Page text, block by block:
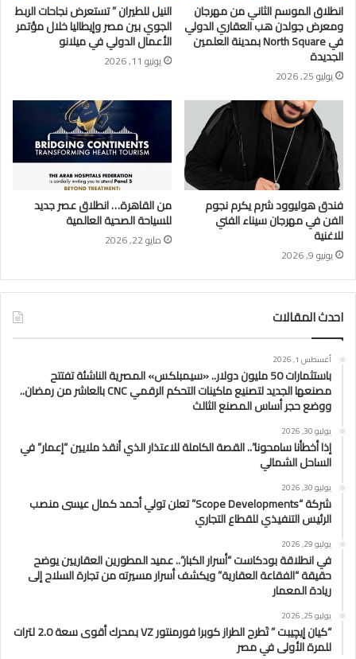
انطلاق الموسم الثاني من مهرجان
ومعرض جولدن هب العقاري الدولي
في North Square بمدينة العلمين
الجديدة
يوليو 25, 2026
النيل للطيران ” تستعرض نجاحات الربط
الجوي بين مصر وإيطاليا خلال مؤتمر
الأعمال الدولي في ميلانو
يونيو 11, 2026
فندق هوليوود شرم يكرم نجوم
الفن في مهرجان سيناء الفني
للاغنية
يونيو 9, 2026
من القاهرة… انطلاق عصر جديد
للسياحة الصحية العالمية
مايو 22, 2026
احدث المقالات
أغسطس 1, 2026
باستثمارات 50 مليون دولار.. «سيمبلكس» المصرية الناشئة تفتتح
مصنعها الجديد لتصنيع ماكينات التحكم الرقمي CNC بالعاشر من رمضان..
ووضع حجر أساس المصنع الثالث
يوليو 30, 2026
إذا أخطأنا سامحونا”.. القصة الكاملة للاعتذار الذي أنقذ ملايين “إعمار” في
الساحل الشمالي
يوليو 30, 2026
شركة “Scope Developments” تعلن تولي أحمد كمال عيسى منصب
الرئيس التنفيذي للقطاع التجاري
يوليو 29, 2026
في انطلاقة بودكاست “أسرار الكبار”.. عميد المطورين العقاريين يوضح
حقيقة “الفقاعة العقارية” ويكشف أسرار مسيرته من تجارة السلاح إلى
ريادة المعمار
يوليو 25, 2026
“كيان إيچيبت ” تَطرح الطراز كوبرا فورمنتور VZ بمحرك أقوى سعة 2.0 لترات
للمرة الأولى في مصر